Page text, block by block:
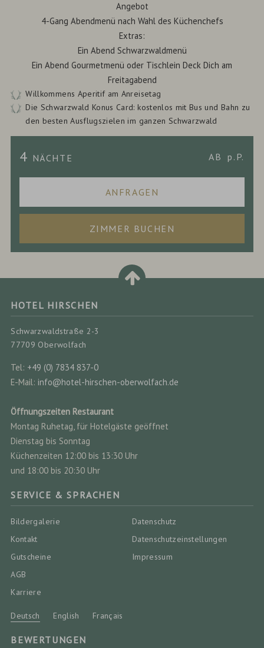
Angebot
4-Gang Abendmenü nach Wahl des Küchenchefs
Extras:
Ein Abend Schwarzwaldmenü
Ein Abend Gourmetmenü oder Tischlein Deck Dich am
Freitagabend
Willkommens Aperitif am Anreisetag
Die Schwarzwald Konus Card: kostenlos mit Bus und Bahn zu
den besten Ausflugszielen im ganzen Schwarzwald
4 NÄCHTE AB p.P.
ANFRAGEN
ZIMMER BUCHEN
HOTEL HIRSCHEN
Schwarzwaldstraße 2-3
77709 Oberwolfach
Tel: +49 (0) 7834 837-0
E-Mail: info@hotel-hirschen-oberwolfach.de
Öffnungszeiten Restaurant
Montag Ruhetag, für Hotelgäste geöffnet
Dienstag bis Sonntag
Küchenzeiten 12:00 bis 13:30 Uhr
und 18:00 bis 20:30 Uhr
SERVICE & SPRACHEN
Bildergalerie
Kontakt
Gutscheine
AGB
Karriere
Datenschutz
Datenschutz­einstellungen
Impressum
Deutsch English Français
BEWERTUNGEN